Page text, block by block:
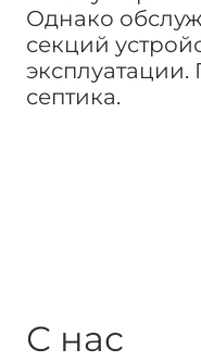
Однако
секций
септика.
С нас